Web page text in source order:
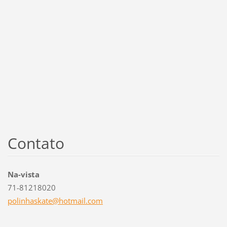
Contato
Na-vista
71-81218020
polinhaskate@hotmail.com